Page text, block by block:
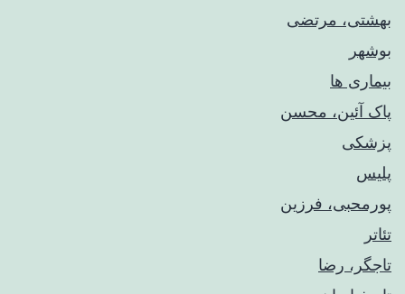
بهشتی، مرتضی
بوشهر
بیماری ها
پاک آئین، محسن
پزشکی
پلیس
پورمحبی، فرزین
تئاتر
تاجگر، رضا